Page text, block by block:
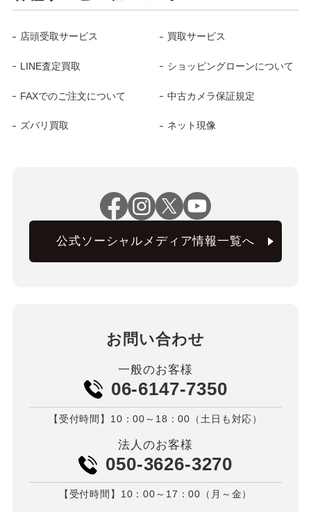
店頭受取サービス 買取サービス
LINE査定買取 ショッピングローンについて
FAXでのご注文について 中古カメラ保証規定
ズバリ買取 ネット現像
公式ソーシャルメディア情報一覧へ
お問い合わせ
一般のお客様
06-6147-7350
【受付時間】10：00～18：00（土日も対応）
法人のお客様
050-3626-3270
【受付時間】10：00～17：00（月～金）